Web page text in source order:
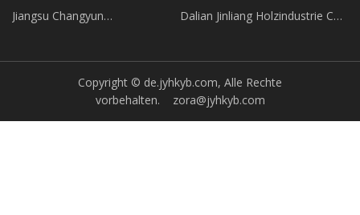
Wissenschaftlich Instrument
Co., Ltd.
Jiangsu Changyun
Dalian Jinliang Holzindustrie Co.,
Copyright © de.jyhkyb.com, Alle Rechte
vorbehalten. zora@jyhkyb.com